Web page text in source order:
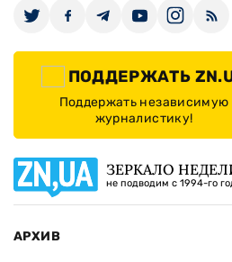
ПОДДЕРЖАТЬ
Поддержать независимую
журналистику!
ЗЕРКАЛО
не подводим с 1994-го
АРХИВ